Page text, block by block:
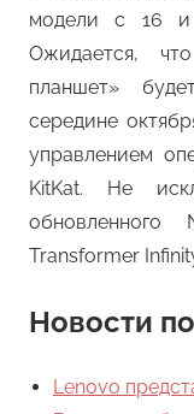
модели с 16 и
Ожидается,
планшет»
середине
управлением
KitKat. Не
Transformer
Новости
Lenovo